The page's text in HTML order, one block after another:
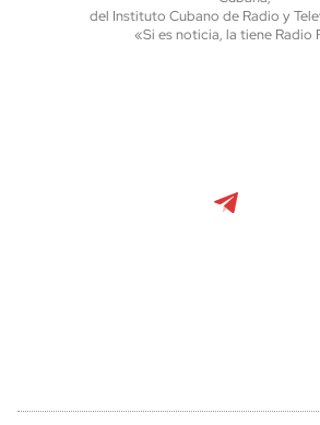
del Instituto Cubano de Radio y
«Si es noticia, la tiene Radio